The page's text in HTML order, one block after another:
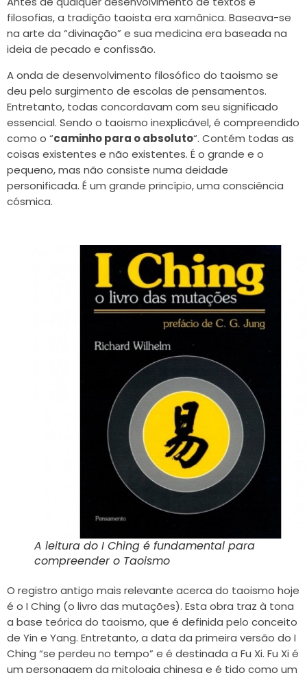
filosofias, a tradição taoista era xamânica. Baseava-se
na arte da “divinação” e sua medicina era baseada na
ideia de pecado e confissão.
A onda de desenvolvimento filosófico do taoismo se
deu pelo surgimento de escolas de pensamentos.
Entretanto, todas concordavam com seu significado
essencial. Sendo o taoismo inexplicável, é compreendido
como o “caminho para o absoluto“. Contém todas as
coisas existentes e não existentes. É o grande e o
pequeno, mas não consiste numa deidade
personificada. É um grande princípio, uma consciência
cósmica.
A leitura do I Ching é fundamental para
compreender o Taoismo
O registro antigo mais relevante acerca do taoismo hoje
é o I Ching (o livro das mutações). Esta obra traz à tona
a base teórica do taoismo, que é definida pelo conceito
de Yin e Yang. Entretanto, a data da primeira versão do I
Ching “se perdeu no tempo” e é destinada a Fu Xi. Fu Xi é
um personagem da mitologia chinesa e é tido como um